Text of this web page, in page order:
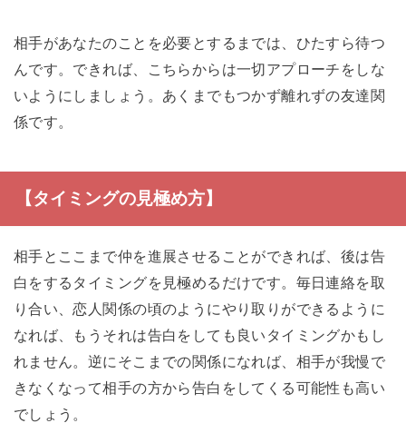
相手があなたのことを必要とするまでは、ひたすら待つ
んです。できれば、こちらからは一切アプローチをしな
いようにしましょう。あくまでもつかず離れずの友達関
係です。
【タイミングの見極め方】
相手とここまで仲を進展させることができれば、後は告
白をするタイミングを見極めるだけです。毎日連絡を取
り合い、恋人関係の頃のようにやり取りができるように
なれば、もうそれは告白をしても良いタイミングかもし
れません。逆にそこまでの関係になれば、相手が我慢で
きなくなって相手の方から告白をしてくる可能性も高い
でしょう。